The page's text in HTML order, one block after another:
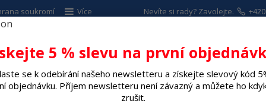
soukromí Více
Hledat
Nevíte si rady? Zavolejte.
SPOTŘEBIČE ELEKTRO DÍLNA A
5 % slevu na první
se k odebírání našeho newsletteru a získejte slevový kód
objednávku. Příjem newsletteru není závazný a můžete ho
zrušit.